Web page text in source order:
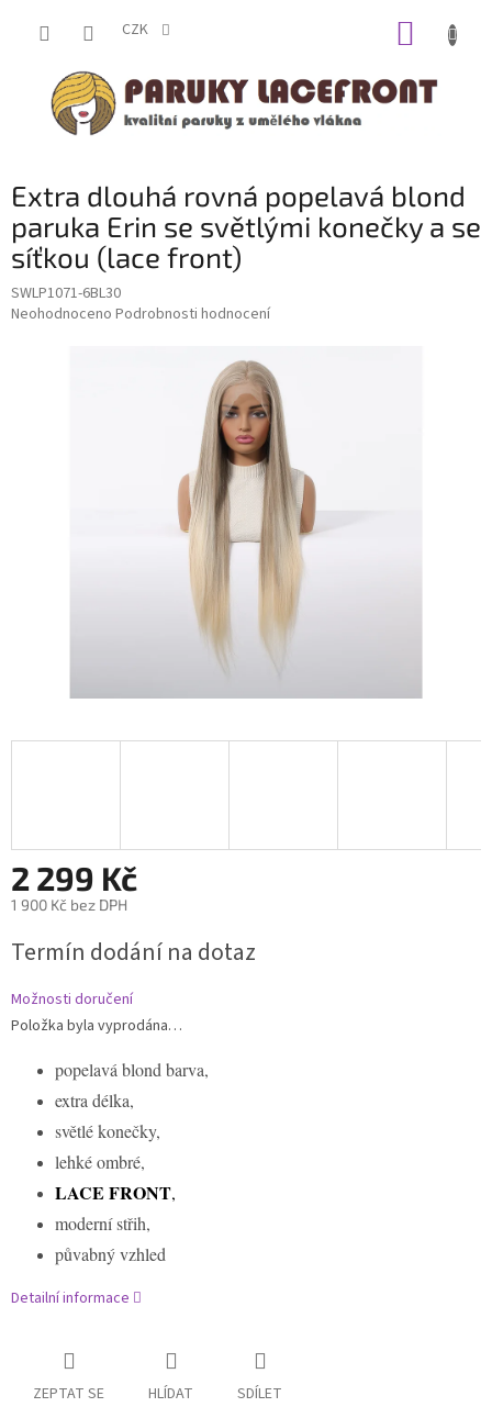
CZK
Extra dlouhá rovná popelavá blond
paruka Erin se světlými konečky a se
síťkou (lace front)
SWLP1071-6BL30
Průměrné
Neohodnoceno Podrobnosti hodnocení
2 299 Kč
1 900 Kč bez DPH
cena:
Termín dodání na dotaz
Možnosti doručení
Položka byla vyprodána…
popelavá blond barva,
extra délka,
světlé konečky,
lehké ombré,
LACE FRONT,
moderní střih,
půvabný vzhled
Detailní informace
ZEPTAT SE HLÍDAT SDÍLET